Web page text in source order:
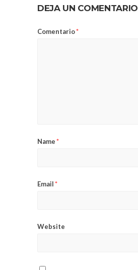
DEJA UN COMENTARIO
Comentario*
Name*
Email*
Website